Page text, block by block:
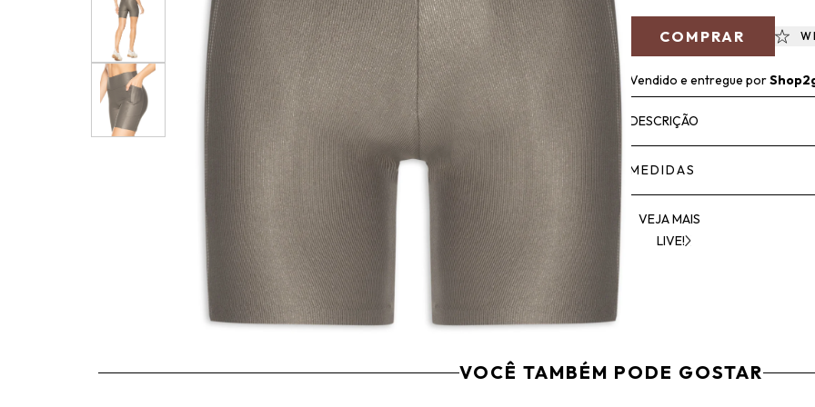
COMPRAR
Vendido e entregue por
DESCRIÇÃO
MEDIDAS
VEJA MAIS
LIVE!
VOCÊ TAMBÉM PODE GOSTAR